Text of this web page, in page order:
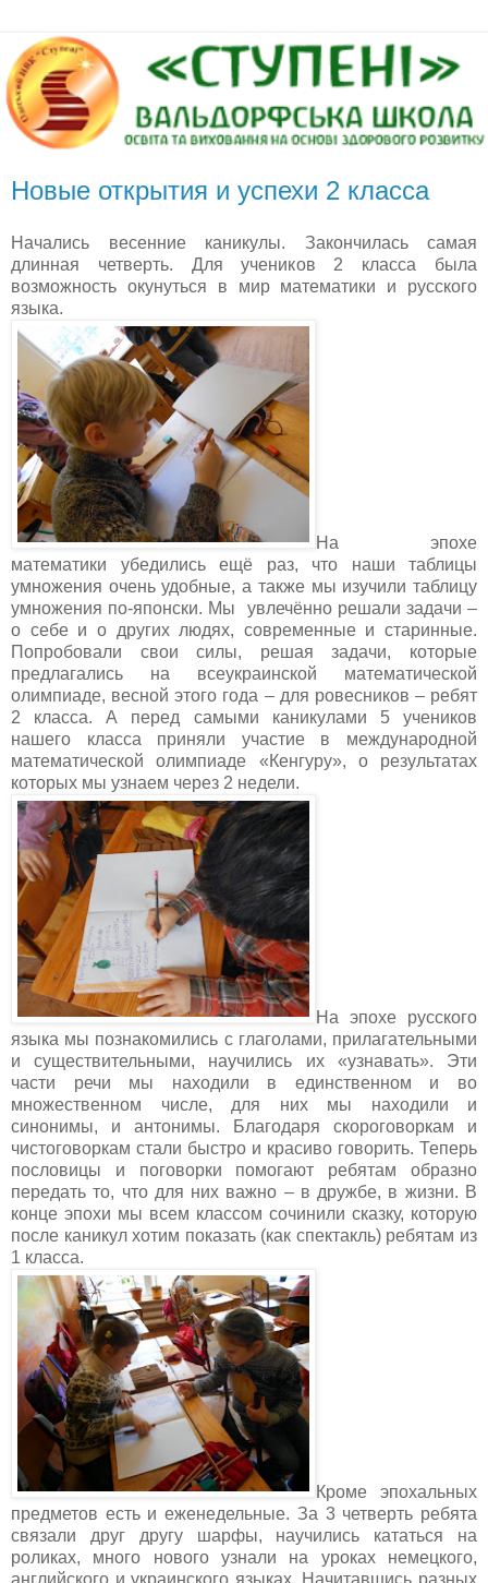
Новые открытия и успехи 2 класса
Начались весенние каникулы. Закончилась самая
длинная четверть. Для учеников 2 класса была
возможность окунуться в мир математики и русского
языка.
На эпохе
математики убедились ещё раз, что наши таблицы
умножения очень удобные, а также мы изучили таблицу
умножения по-японски. Мы увлечённо решали задачи –
о себе и о других людях, современные и старинные.
Попробовали свои силы, решая задачи, которые
предлагались на всеукраинской математической
олимпиаде, весной этого года – для ровесников – ребят
2 класса. А перед самыми каникулами 5 учеников
нашего класса приняли участие в международной
математической олимпиаде «Кенгуру», о результатах
которых мы узнаем через 2 недели.
На эпохе русского
языка мы познакомились с глаголами, прилагательными
и существительными, научились их «узнавать». Эти
части речи мы находили в единственном и во
множественном числе, для них мы находили и
синонимы, и антонимы. Благодаря скороговоркам и
чистоговоркам стали быстро и красиво говорить. Теперь
пословицы и поговорки помогают ребятам образно
передать то, что для них важно – в дружбе, в жизни. В
конце эпохи мы всем классом сочинили сказку, которую
после каникул хотим показать (как спектакль) ребятам из
1 класса.
Кроме эпохальных
предметов есть и еженедельные. За 3 четверть ребята
связали друг другу шарфы, научились кататься на
роликах, много нового узнали на уроках немецкого,
английского и украинского языках. Начитавшись разных